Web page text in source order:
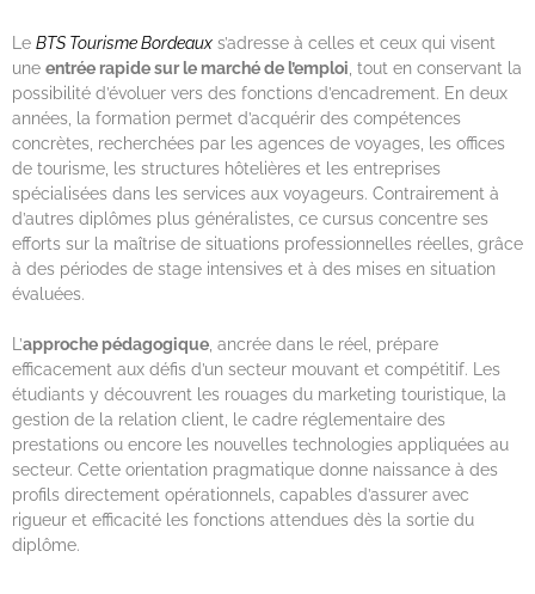
Le BTS Tourisme Bordeaux s’adresse à celles et ceux qui visent
une entrée rapide sur le marché de l’emploi , tout en conservant la
possibilité d’évoluer vers des fonctions d’encadrement. En deux
années, la formation permet d’acquérir des compétences
concrètes, recherchées par les agences de voyages, les offices
de tourisme, les structures hôtelières et les entreprises
spécialisées dans les services aux voyageurs. Contrairement à
d’autres diplômes plus généralistes, ce cursus concentre ses
efforts sur la maîtrise de situations professionnelles réelles, grâce
à des périodes de stage intensives et à des mises en situation
évaluées.
L’approche pédagogique , ancrée dans le réel, prépare
efficacement aux défis d’un secteur mouvant et compétitif. Les
étudiants y découvrent les rouages du marketing touristique, la
gestion de la relation client, le cadre réglementaire des
prestations ou encore les nouvelles technologies appliquées au
secteur. Cette orientation pragmatique donne naissance à des
profils directement opérationnels, capables d’assurer avec
rigueur et efficacité les fonctions attendues dès la sortie du
diplôme.